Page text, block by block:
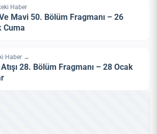
Haber
Mavi 50. Bölüm Fragmanı – 26
Cuma
Haber →
28. Bölüm Fragmanı – 28 Ocak